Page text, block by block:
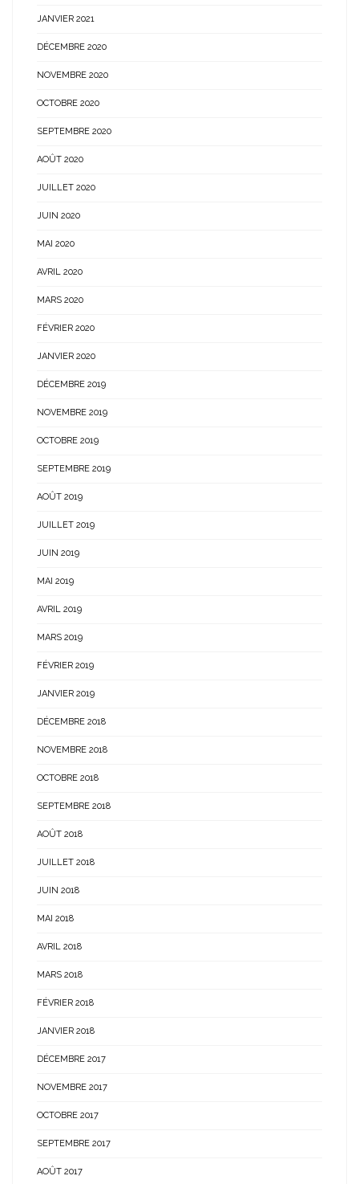
JANVIER 2021
DÉCEMBRE 2020
NOVEMBRE 2020
OCTOBRE 2020
SEPTEMBRE 2020
AOÛT 2020
JUILLET 2020
JUIN 2020
MAI 2020
AVRIL 2020
MARS 2020
FÉVRIER 2020
JANVIER 2020
DÉCEMBRE 2019
NOVEMBRE 2019
OCTOBRE 2019
SEPTEMBRE 2019
AOÛT 2019
JUILLET 2019
JUIN 2019
MAI 2019
AVRIL 2019
MARS 2019
FÉVRIER 2019
JANVIER 2019
DÉCEMBRE 2018
NOVEMBRE 2018
OCTOBRE 2018
SEPTEMBRE 2018
AOÛT 2018
JUILLET 2018
JUIN 2018
MAI 2018
AVRIL 2018
MARS 2018
FÉVRIER 2018
JANVIER 2018
DÉCEMBRE 2017
NOVEMBRE 2017
OCTOBRE 2017
SEPTEMBRE 2017
AOÛT 2017